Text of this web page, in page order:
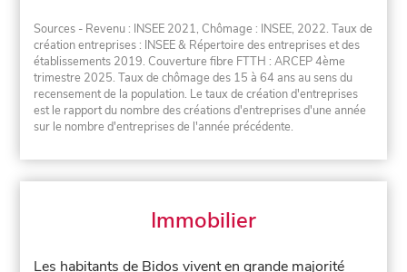
Sources - Revenu : INSEE 2021, Chômage : INSEE, 2022. Taux de
création entreprises : INSEE & Répertoire des entreprises et des
établissements 2019. Couverture fibre FTTH : ARCEP 4ème
trimestre 2025. Taux de chômage des 15 à 64 ans au sens du
recensement de la population. Le taux de création d'entreprises
est le rapport du nombre des créations d'entreprises d'une année
sur le nombre d'entreprises de l'année précédente.
Immobilier
Les habitants de Bidos vivent en grande majorité